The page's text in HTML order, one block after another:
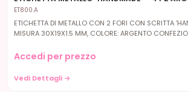
ET800.A
ETICHETTA DI METALLO CON 2 FORI CON SCRITTA
MISURA 30X19X1.5 MM, COLORE: ARGENTO
Accedi per prezzo
Vedi Dettagli →